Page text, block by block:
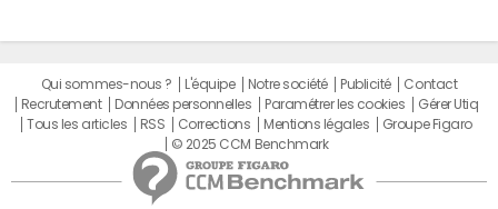
Qui sommes-nous ? L'équipe Notre société Publicité
Contact
Recrutement
Données personnelles Paramétrer les cookies
Gérer Utiq
Tous les articles
RSS Corrections Mentions légales
Groupe Figaro
© 2025 CCM Benchmark